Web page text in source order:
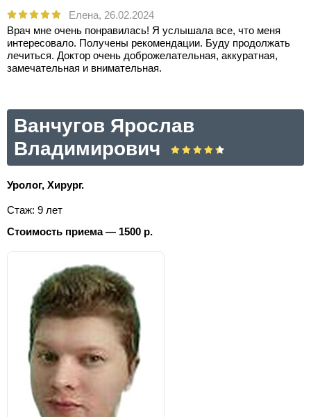
Елена, 26.02.2024
Врач мне очень понравилась! Я услышала все, что меня
интересовало. Получены рекомендации. Буду продолжать
лечиться. Доктор очень доброжелательная, аккуратная,
замечательная и внимательная.
Ванчугов Ярослав
Владимирович
Уролог, Хирург.
Стаж: 9 лет
Стоимость приема — 1500 р.